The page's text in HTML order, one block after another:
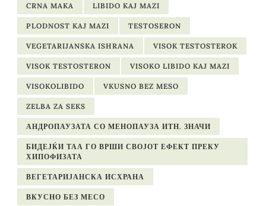
CRNA MAKA LIBIDO KAJ MAZI
PLODNOST KAJ MAZI TESTOSERON
VEGETARIJANSKA ISHRANA VISOK TESTOSTEROK
VISOK TESTOSTERON VISOKO LIBIDO KAJ MAZI
VISOKOLIBIDO VKUSNO BEZ MESO
ZELBA ZA SEKS
АНДРОПАУЗАТА СО МЕНОПАУЗА ИТН. ЗНАЧИ
БИДЕЈЌИ ТАА ГО ВРШИ СВОЈОТ ЕФЕКТ ПРЕКУ
ХИПОФИЗАТА
ВЕГЕТАРИЈАНСКА ИСХРАНА
ВКУСНО БЕЗ МЕСО